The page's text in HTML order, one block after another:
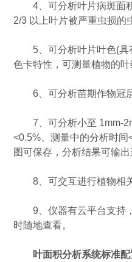
4、可分析叶片病斑面
2/3 以上叶片被严重虫损的
5、可分析叶片叶色(具
色卡特性，可测量植物的叶
6、可分析苗期作物冠层
7、可分析小至 1mm-
<0.5%、测量中的分析时
图可保存，分析结果可输出
8、可交互进行植物相关
9、仪器有云平台支持
时随地查看。
叶面积分析系统标准配